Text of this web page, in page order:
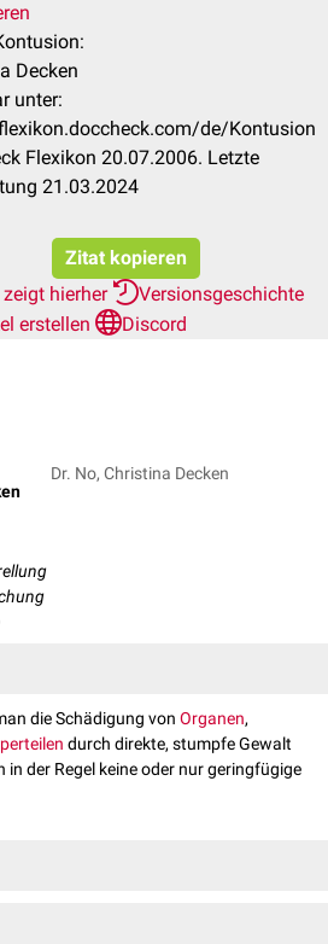
Decken
unter:
de/Kontusion
Flexikon 20.07.2006. Letzte
21.03.2024
Zitat kopieren
zeigt hierher
Versionsgeschichte
erstellen
Discord
Dr. No, Christina Decken
die Schädigung von Organen,
durch direkte, stumpfe Gewalt
in der Regel keine oder nur geringfügige
(z.B.